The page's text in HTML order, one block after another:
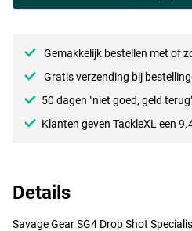
Gemakkelijk bestellen met of
Gratis verzending bij
50 dagen "niet goed, geld
Klanten geven TackleXL een
Details
Savage Gear SG4 Drop Shot